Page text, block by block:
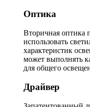
Оптика
Вторичная оптика
использовать
характеристик
может выполнять
для общего
Драйвер